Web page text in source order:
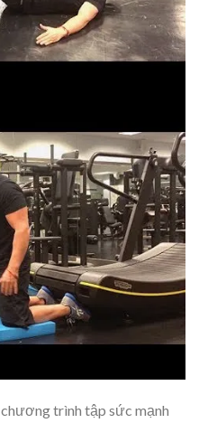
trình tập sức mạnh